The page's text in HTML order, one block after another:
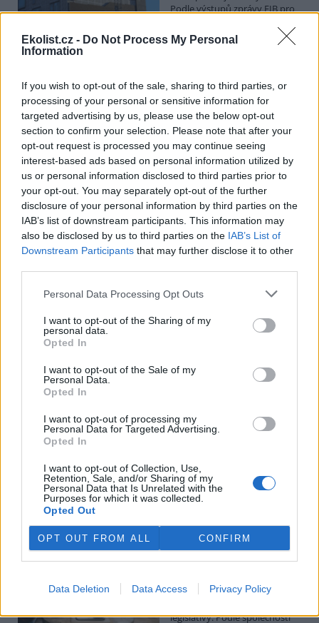
Ekolist.cz - Do Not Process My Personal
Information
If you wish to opt-out of the sale, sharing to third parties, or
processing of your personal or sensitive information for
targeted advertising by us, please use the below opt-out
section to confirm your selection. Please note that after your
opt-out request is processed you may continue seeing
interest-based ads based on personal information utilized by
us or personal information disclosed to third parties prior to
your opt-out. You may separately opt-out of the further
disclosure of your personal information by third parties on the
IAB’s list of downstream participants. This information may
also be disclosed by us to third parties on the IAB’s List of
Downstream Participants that may further disclose it to other
Personal Data Processing Opt Outs
I want to opt-out of the Sharing of my
personal data.
Opted In
I want to opt-out of the Sale of my
Personal Data.
Opted In
I want to opt-out of processing my
Personal Data for Targeted Advertising.
Opted In
I want to opt-out of Collection, Use,
Retention, Sale, and/or Sharing of my
Personal Data that Is Unrelated with the
Purposes for which it was collected.
Opted Out
OPT OUT FROM ALL CONFIRM
Data Deletion Data Access Privacy Policy
Podle výstupů zprávy EIB pro
se to týká přibližně 1,1 milionu lidí, tedy zhruba 40 % osob žijících v
nájmu. K řešení krize dostupnosti bydlení je kromě nové výstavby
centrech obcí, a zároveň snižovat jeho dlouhodobé provozní
náklady. Desetina českých domácností totiž vydává na bydlení více
než 40 % svých příjmů.
Greenpeace: Podpora moratoria na hlubokomořskou
těžbu vzrostla na 46 států. ČR mezi nimi zatím chybí
4.8.2026
Diskuse: 3
Přes víkend skončilo 31. Valné
shromáždění Mezinárodního
úřadu pro mořské dno (ISA),
kde měla své zastoupení i
Česká republika. Zasedání
skončilo zklamáním, protože se vládám členských států nepodařilo
nebudou tolerovány.
Luboš Pavlovič: Veřejnost může do poloviny srpna
připomínkovat plavební kanál u Přelouče
3.8.2026
Diskuse: 16
července 2026 zahájení
zjišťovacího řízení pro záměr
do Pardubic. Veřejnost může své vyjádření k vlivům této stavby na
životní prostředí poslat ministerstvu do 13. srpna 2026.
Kilian Kaminski: Evropa slibuje právo na opravu.
Budou ale opravy skutečně levnější?
1.8.2026
novou evropskou směrnici o
legislativy. Podle společnosti